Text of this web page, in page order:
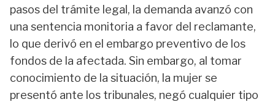
pasos del trámite legal, la demanda avanzó con
una sentencia monitoria a favor del reclamante,
lo que derivó en el embargo preventivo de los
fondos de la afectada. Sin embargo, al tomar
conocimiento de la situación, la mujer se
presentó ante los tribunales, negó cualquier tipo